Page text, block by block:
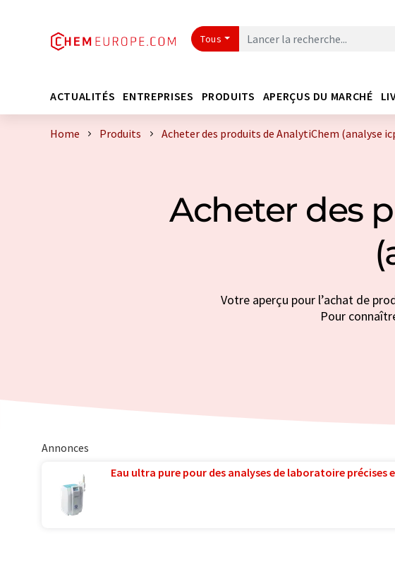
Tous
ACTUALITÉS ENTREPRISES PRODUITS APERÇUS DU MARCHÉ
Home Produits Acheter des produits de AnalytiChem (analyse
Acheter des
Votre aperçu pour l’achat de
Pour
Annonces
Eau ultra pure pour des analyses de laboratoire précises